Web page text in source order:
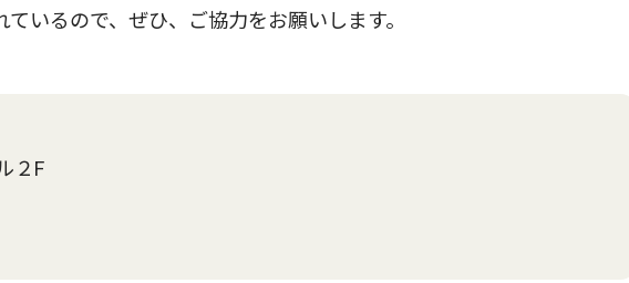
いるので、ぜひ、ご協力をお願いします。
２F